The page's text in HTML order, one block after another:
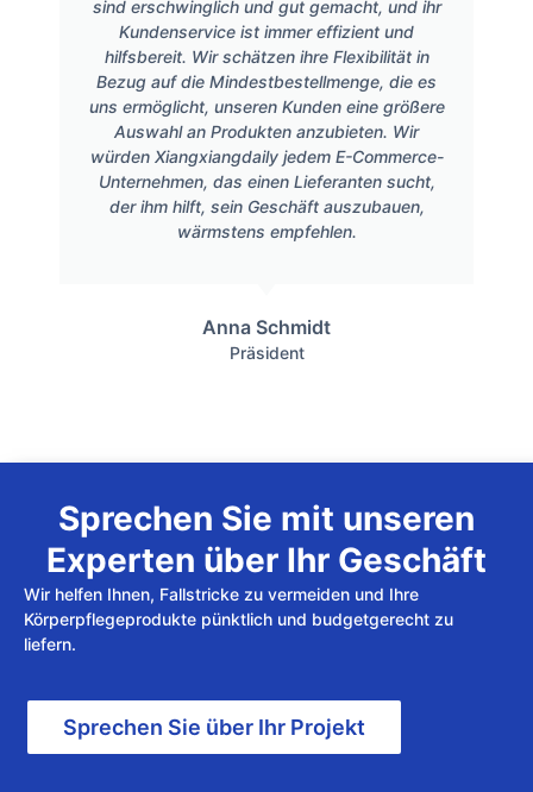
sind erschwinglich und gut gemacht, und ihr
Kundenservice ist immer effizient und
hilfsbereit. Wir schätzen ihre Flexibilität in
Bezug auf die Mindestbestellmenge, die es
uns ermöglicht, unseren Kunden eine größere
Auswahl an Produkten anzubieten. Wir
würden Xiangxiangdaily jedem E-Commerce-
Unternehmen, das einen Lieferanten sucht,
der ihm hilft, sein Geschäft auszubauen,
wärmstens empfehlen.
Anna Schmidt
Präsident
Sprechen Sie mit unseren
Experten über Ihr Geschäft
Wir helfen Ihnen, Fallstricke zu vermeiden und Ihre
Körperpflegeprodukte pünktlich und budgetgerecht zu
liefern.
Sprechen Sie über Ihr Projekt